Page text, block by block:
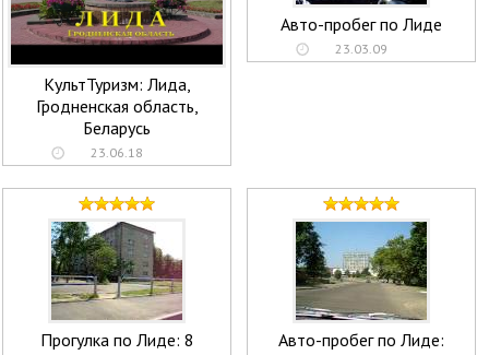
КультТуризм: Лида,
Гродненская область,
Беларусь
23.06.18
Авто-пробег по Лиде
23.03.09
Прогулка по Лиде: 8
Авто-пробег по Лиде: